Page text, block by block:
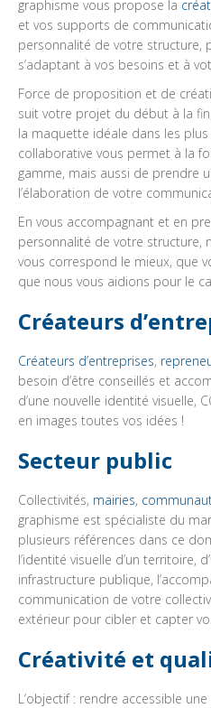
graphisme vous propose la
et vos supports de
personnalité de votre structure,
s’adaptant à vos besoins et à
Force de proposition et de
suit votre projet du début à la
la maquette idéale dans les
collaborative vous permet à la
gamme, mais aussi de prendre
l’élaboration de votre
En vous accompagnant et en
personnalité de votre structure,
vous correspond le mieux, que
que nous vous aidions pour le
Créateurs
Créateurs d’entreprises,
besoin d’être conseillés et
d’une nouvelle identité visuelle,
en images toutes vos idées !
Secteur public
Collectivités, mairies,
graphisme est spécialiste du
plusieurs références dans ce
l’identité visuelle d’un territoire,
infrastructure publique,
communication de votre
extérieur pour cibler et capter
Créativité et
L’objectif : rendre accessible